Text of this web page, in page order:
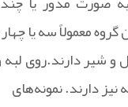
معمولاً سه‌ یا
و شیر دارند.روی‌ لبه‌
دارند. نمونه‌های‌